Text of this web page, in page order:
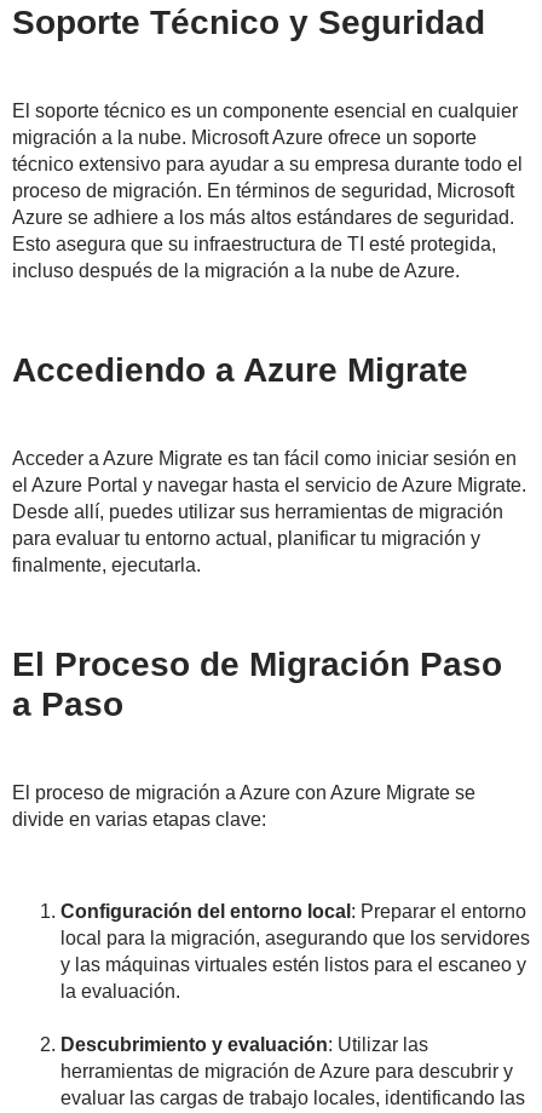
Soporte Técnico y Seguridad
El soporte técnico es un componente esencial en cualquier
migración a la nube. Microsoft Azure ofrece un soporte
técnico extensivo para ayudar a su empresa durante todo el
proceso de migración. En términos de seguridad, Microsoft
Azure se adhiere a los más altos estándares de seguridad.
Esto asegura que su infraestructura de TI esté protegida,
incluso después de la migración a la nube de Azure.
Accediendo a Azure Migrate
Acceder a Azure Migrate es tan fácil como iniciar sesión en
el Azure Portal y navegar hasta el servicio de Azure Migrate.
Desde allí, puedes utilizar sus herramientas de migración
para evaluar tu entorno actual, planificar tu migración y
finalmente, ejecutarla.
El Proceso de Migración Paso
a Paso
El proceso de migración a Azure con Azure Migrate se
divide en varias etapas clave:
Configuración del entorno local : Preparar el entorno
local para la migración, asegurando que los servidores
y las máquinas virtuales estén listos para el escaneo y
la evaluación.
Descubrimiento y evaluación: Utilizar las
herramientas de migración de Azure para descubrir y
evaluar las cargas de trabajo locales, identificando las